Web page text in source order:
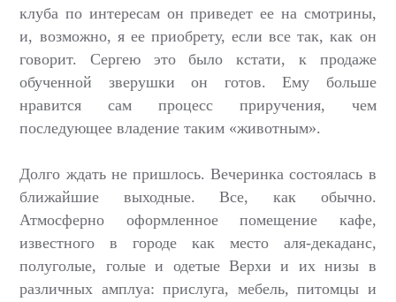
клуба по интересам он приведет ее на смотрины,
и, возможно, я ее приобрету, если все так, как он
говорит. Сергею это было кстати, к продаже
обученной зверушки он готов. Ему больше
нравится сам процесс приручения, чем
последующее владение таким «животным».
Долго ждать не пришлось. Вечеринка состоялась в
ближайшие выходные. Все, как обычно.
Атмосферно оформленное помещение кафе,
известного в городе как место аля-декаданс,
полуголые, голые и одетые Верхи и их низы в
различных амплуа: прислуга, мебель, питомцы и